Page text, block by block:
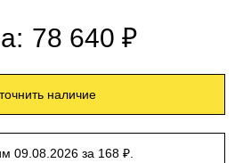
78 640 ₽
наличие
09.08.2026 за 168 ₽.